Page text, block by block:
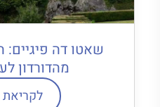
שאטו דה פיגיים:
מהדורדון